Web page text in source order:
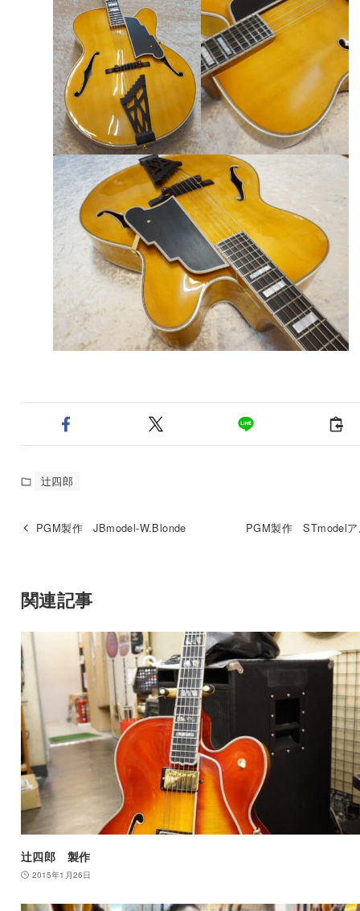
辻四郎
PGM製作 JBmodel-W.Blonde PGM製作 STmodelア
関連記事
辻四郎 製作
2015年1月26日